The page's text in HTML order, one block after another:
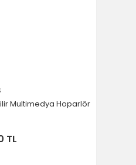
Multimedya Hoparlör
TL